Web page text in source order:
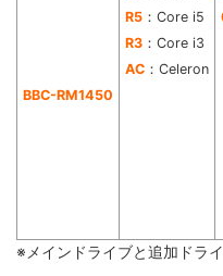
BBC-RM1450
R5 ：Core i5
R3 ：Core i3
AC ：Celeron
※メインドライブと追加ドラ